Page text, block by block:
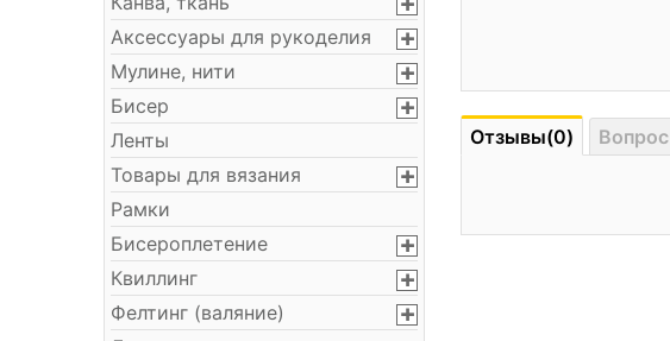
Аксессуары для рукоделия
Мулине, нити
Бисер
Ленты
Товары для вязания
Рамки
Бисероплетение
Квиллинг
Фелтинг (валяние)
Отзывы(0) Вопрос